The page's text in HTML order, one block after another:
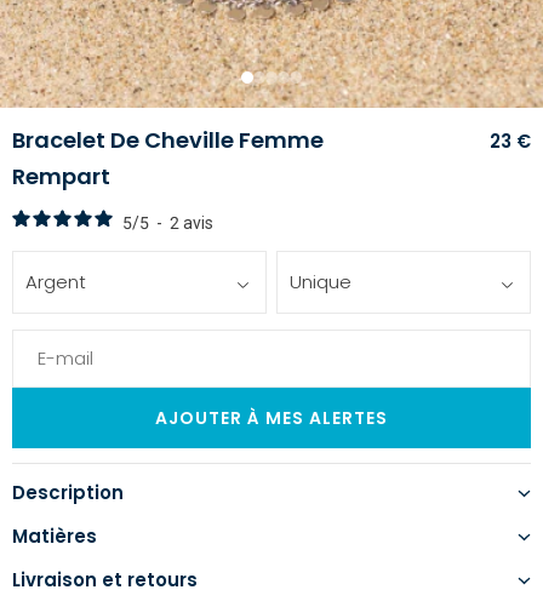
1 2345
Bracelet De Cheville Femme
Rempart
23 €
5/5 - 2avis
Argent Unique
Description
Matières
Livraison et retours